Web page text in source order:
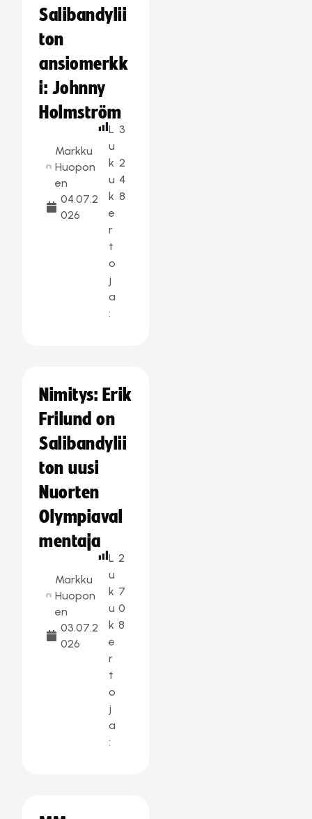
Salibandylii
ton
ansiomerkk
i: Johnny
Holmström
Markku
Huopon
en
04.07.2
026
L
u
k
u
k
e
r
t
o
j
a
:
3
2
4
8
Nimitys: Erik
Frilund on
Salibandylii
ton uusi
Nuorten
Olympiaval
mentaja
Markku
Huopon
en
03.07.2
026
L
u
k
u
k
e
r
t
o
j
a
:
2
7
0
8